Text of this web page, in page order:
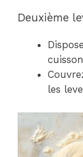
Deuxième
les